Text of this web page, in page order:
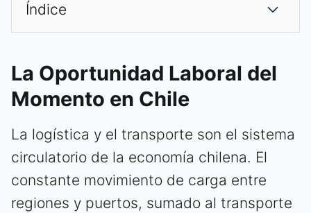
Índice
La Oportunidad Laboral del
Momento en Chile
La logística y el transporte son el sistema
circulatorio de la economía chilena. El
constante movimiento de carga entre
regiones y puertos, sumado al transporte